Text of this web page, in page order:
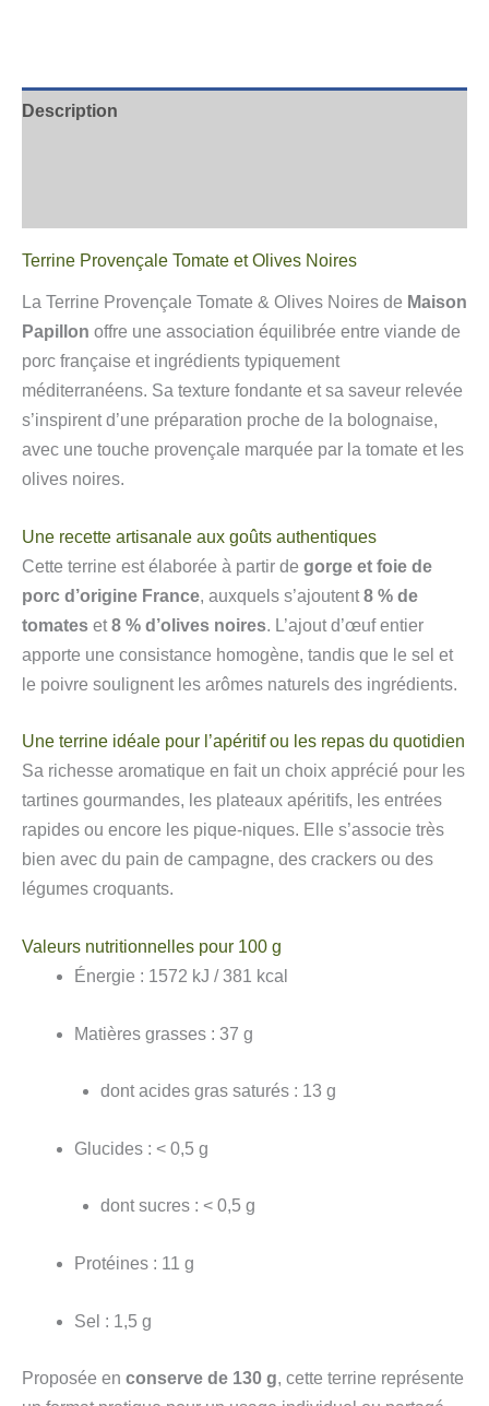
Description
Terrine Provençale Tomate et Olives Noires
La Terrine Provençale Tomate & Olives Noires de Maison
Papillon offre une association équilibrée entre viande de
porc française et ingrédients typiquement
méditerranéens. Sa texture fondante et sa saveur relevée
s’inspirent d’une préparation proche de la bolognaise,
avec une touche provençale marquée par la tomate et les
olives noires.
Une recette artisanale aux goûts authentiques
Cette terrine est élaborée à partir de gorge et foie de
porc d’origine France, auxquels s’ajoutent8 % de
tomates et8 % d’olives noires. L’ajout d’œuf entier
apporte une consistance homogène, tandis que le sel et
le poivre soulignent les arômes naturels des ingrédients.
Une terrine idéale pour l’apéritif ou les repas du quotidien
Sa richesse aromatique en fait un choix apprécié pour les
tartines gourmandes, les plateaux apéritifs, les entrées
rapides ou encore les pique-niques. Elle s’associe très
bien avec du pain de campagne, des crackers ou des
légumes croquants.
Valeurs nutritionnelles pour 100 g
Énergie : 1572 kJ / 381 kcal
Matières grasses : 37 g
dont acides gras saturés : 13 g
Glucides : < 0,5 g
dont sucres : < 0,5 g
Protéines : 11 g
Sel : 1,5 g
Proposée en conserve de 130 g, cette terrine représente